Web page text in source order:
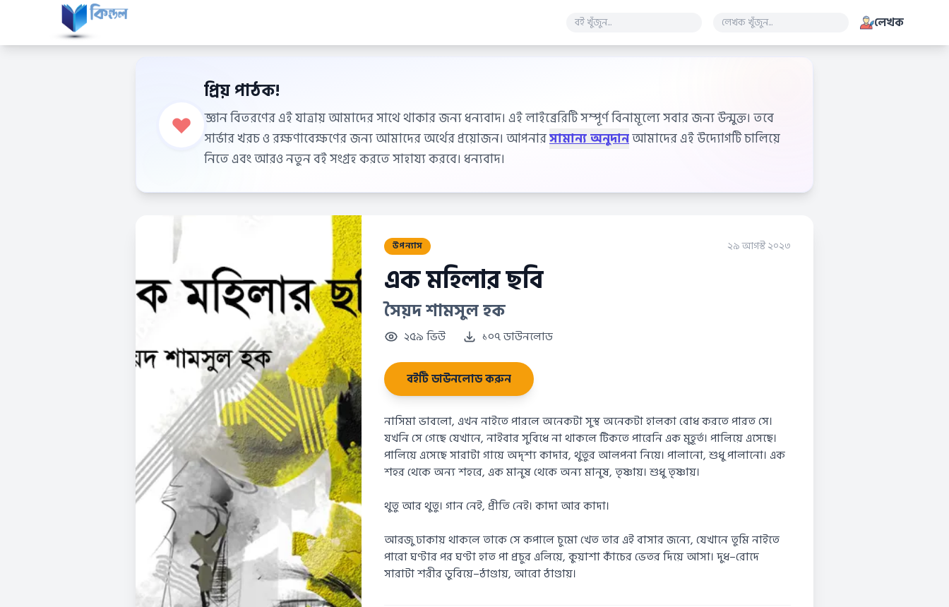
লেখক
প্রিয় পাঠক!
জ্ঞান বিতরণের এই যাত্রায় আমাদের সাথে থাকার জন্য ধন্যবাদ। এই লাইব্রেরিটি সম্পূর্ণ বিনামূল্যে সবার জন্য উন্মুক্ত। তবে
সার্ভার খরচ ও রক্ষণাবেক্ষণের জন্য আমাদের অর্থের প্রয়োজন। আপনার
সামান্য অনুদানআমাদের এই উদ্যোগটি চালিয়ে
নিতে এবং আরও নতুন বই সংগ্রহ করতে সাহায্য করবে। ধন্যবাদ।
উপন্যাস ২৯ আগস্ট ২০২৩
এক মহিলার ছবি
সৈয়দ শামসুল হক
২৫৯ ভিউ ১০৭ ডাউনলোড
বইটি ডাউনলোড করুন
নাসিমা ভাবলো, এখন নাইতে পারলে অনেকটা সুস্থ অনেকটা হালকা বোধ করতে পারত সে।
যখনি সে গেছে যেখানে, নাইবার সুবিধে না থাকলে টিকতে পারেনি এক মুহূর্ত। পালিয়ে এসেছে।
পালিয়ে এসেছে সারাটা গায়ে অদৃশ্য কাদার, থুতুর আলপনা নিয়ে। পালানো, শুধু পালানো। এক
শহর থেকে অন্য শহরে, এক মানুষ থেকে অন্য মানুষ, তৃষ্ণায়। শুধু তৃষ্ণায়।
থুতু আর থুতু। গান নেই, প্রীতি নেই। কাদা আর কাদা।
আরজু ঢাকায় থাকলে তাকে সে কপালে চুমো খেত তার এই বাসার জন্যে, যেখানে তুমি নাইতে
পারো ঘণ্টার পর ঘণ্টা হাত পা প্রচুর এলিয়ে, কুয়াশা কাঁচের ভেতর দিয়ে আসা। দুধ–রোদে
সারাটা শরীর ডুবিয়ে–ঠাণ্ডায়, আরো ঠাণ্ডায়।